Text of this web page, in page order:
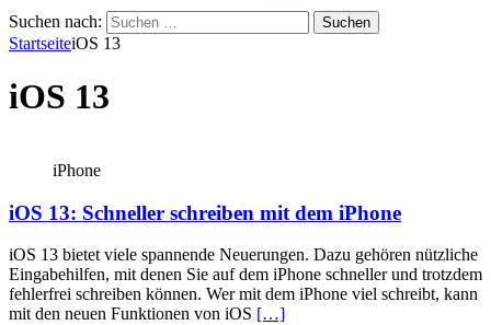
Suchen nach:
StartseiteiOS 13
iOS 13
iPhone
iOS 13: Schneller schreiben mit dem iPhone
iOS 13 bietet viele spannende Neuerungen. Dazu gehören nützliche
Eingabe­hilfen, mit denen Sie auf dem iPhone schneller und trotzdem
fehlerfrei schreiben können. Wer mit dem iPhone viel schreibt, kann
mit den neuen Funktionen von iOS […]